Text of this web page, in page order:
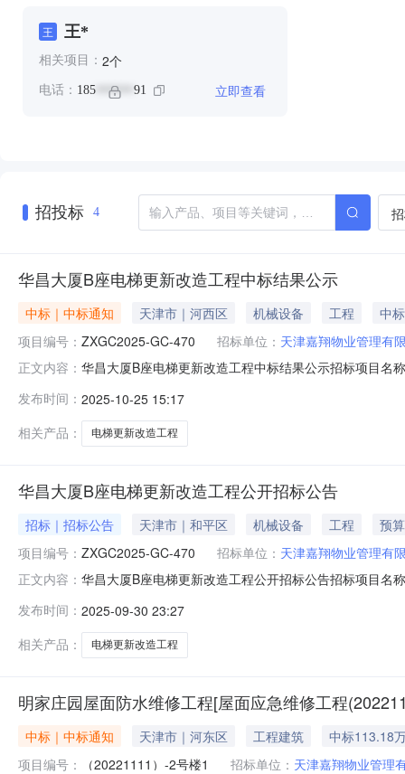
王 王*
相关项目： 2个
电话： 185 ****** 91 立即查看
招投标 4
华昌大厦B座电梯更新改造工程中标结果公示
中标｜中标通知 天津市｜河西区 机械设备 工程
中
项目编号： ZXGC2025-GC-470 招标单位： 天津嘉翔物业管理有
正文内容： 华昌大厦B座电梯更新改造工程中标结果公示招标项目
程中标结果公示（招标编号：ZXGC2025-GC-470）一、
发布时间： 2025-10-25 15:17
相关产品：
电梯更新改造工程
华昌大厦B座电梯更新改造工程公开招标公告
招标｜招标公告 天津市｜和平区 机械设备 工程
预
项目编号： ZXGC2025-GC-470 招标单位： 天津嘉翔物业管理有
正文内容： 华昌大厦B座电梯更新改造工程公开招标公告招标项目
程公开招标公告（招标编号：ZXGC2025-GC-470）项目
发布时间： 2025-09-30 23:27
相关产品：
电梯更新改造工程
明家庄园屋面防水维修工程[屋面应急维修工程
中标｜中标通知 天津市｜河东区 工程建筑
中标113.18
项目编号：
（20221111）-2号楼1 招标单位： 天津嘉翔物业管理